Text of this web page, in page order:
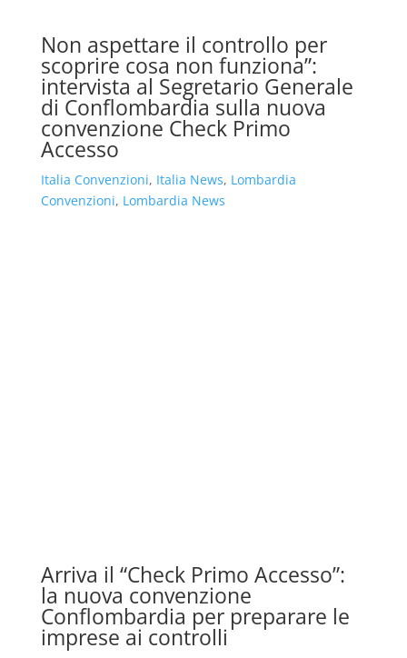
Non aspettare il controllo per
scoprire cosa non funziona”:
intervista al Segretario Generale
di Conflombardia sulla nuova
convenzione Check Primo
Accesso
Italia Convenzioni, Italia News, Lombardia
Convenzioni, Lombardia News
Arriva il “Check Primo Accesso”:
la nuova convenzione
Conflombardia per preparare le
imprese ai controlli